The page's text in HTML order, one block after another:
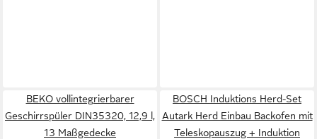
BEKO vollintegrierbarer
Geschirrspüler DIN35320, 12,9 l,
13 Maßgedecke
BOSCH Induktions Herd-Set
Autark Herd Einbau Backofen mit
Teleskopauszug + Induktion